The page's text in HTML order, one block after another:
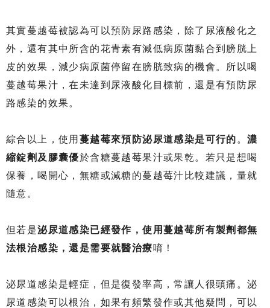
其實蔓越莓被認為可以預防尿路感染，除了尿液酸化之
外，還有其中所含的花青素有減低病原菌黏合到膀胱上
皮的效果，減少病原菌停留在膀胱致病的機會。所以喝
蔓越莓果汁，在未達到尿液酸化目標前，還是有預防尿
路感染的效果。
綜合以上，使用 蔓越莓來預防泌尿道感染是可行的 。濃
縮錠劑及膠囊優於含糖蔓越莓果汁或果乾。若只是想喝
保養，喝開心，無糖或減糖的蔓越莓汁比較建議，量就
隨意。
但若是泌尿道感染已經發作，使用蔓越莓所有製劑都無
法根治感染，還是需要就醫治療唷！
泌尿道感染是輕症，但是復發率高，常讓人很頭痛。泌
尿道感染可以根治，如果有頻繁發作或其他疑問，可以